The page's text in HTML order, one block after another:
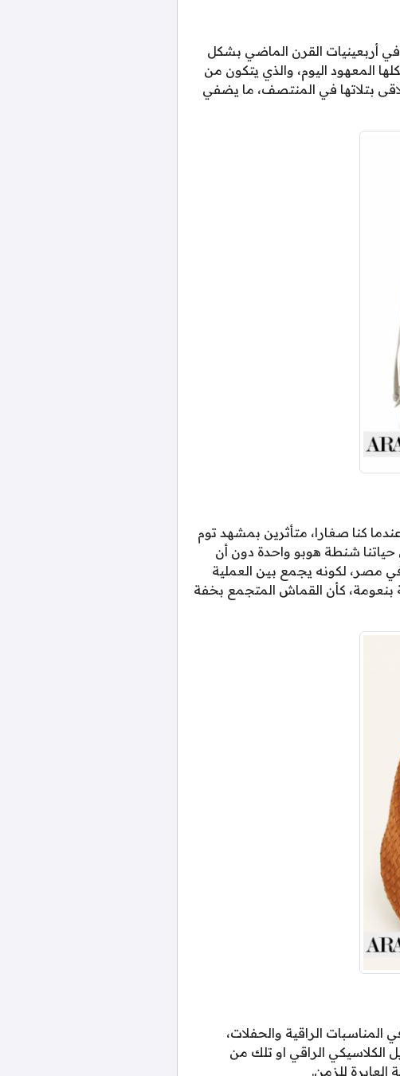
أربعينيات القرن الماضي بشكل
المعهود اليوم، والذي يتكون من
بتلاتها في المنتصف، ما يضفي
كنا صغارا، متأثرين بمشهد توم
حياتنا شنطة هوبو واحدة دون أن
مصر، لكونه يجمع بين العملية
بنعومة، كأن القماش المتجمع بخفة
الراقية والحفلات،
الكلاسيكي الراقي او تلك من
للزمن.